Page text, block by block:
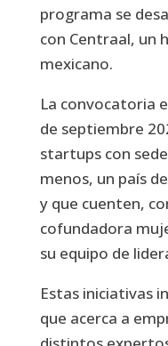
programa se
con Centraal, un
mexicano.
La convocatoria
de septiembre
startups con
menos, un país
y que cuenten,
cofundadora
su equipo de
Estas iniciativas
que acerca a